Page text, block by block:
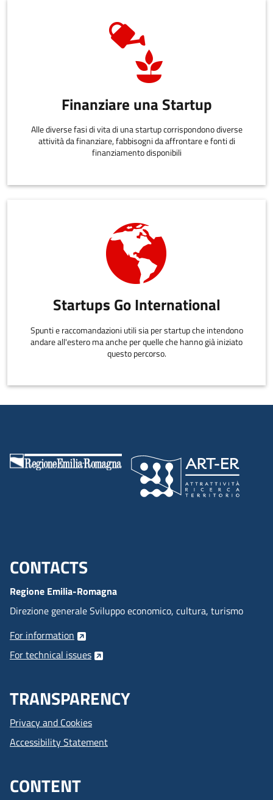
Finanziare una Startup
Alle diverse fasi di vita di una startup corrispondono diverse
attività da finanziare, fabbisogni da affrontare e fonti di
finanziamento disponibili
Startups Go International
Spunti e raccomandazioni utili sia per startup che intendono
andare all'estero ma anche per quelle che hanno già iniziato
questo percorso.
Menu footer inglese
CONTACTS
Regione Emilia-Romagna
Direzione generale Sviluppo economico, cultura, turismo
For information
For technical issues
TRANSPARENCY
Privacy and Cookies
Accessibility Statement
CONTENT